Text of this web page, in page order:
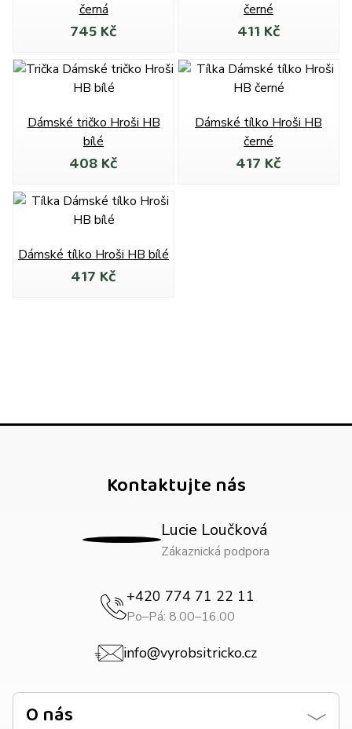
černá
745 Kč
černé
411 Kč
Dámské tričko Hroši HB
bílé
408 Kč
Dámské tílko Hroši HB
černé
417 Kč
Dámské tílko Hroši HB bílé
417 Kč
Kontaktujte nás
Lucie Loučková
Zákaznická podpora
+420 774 71 22 11
Po–Pá: 8.00–16.00
info@vyrobsitricko.cz
O nás